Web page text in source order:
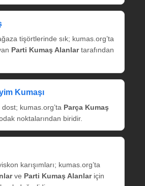
tişörtlerinde sık; kumas.org’ta
Parti Kumaş Alanlartarafından
Kumaşı
kumas.org’ta Parça Kumaş
noktalarından biridir.
karışımları; kumas.org’ta
ve Parti Kumaş Alanlariçin